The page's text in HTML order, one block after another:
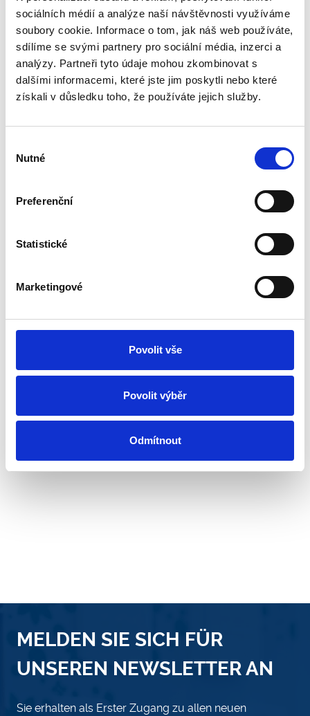
sociálních médií a analýze naší návštěvnosti využíváme
soubory cookie. Informace o tom, jak náš web používáte,
sdílíme se svými partnery pro sociální média, inzerci a
analýzy. Partneři tyto údaje mohou zkombinovat s
dalšími informacemi, které jste jim poskytli nebo které
získali v důsledku toho, že používáte jejich služby.
souhlasu
Nutné
Preferenční
Statistické
Marketingové
Povolit vše
Povolit výběr
Odmítnout
Dieses Produkt wurde noch nicht bewertet.
Um eine Bewertung hinzuzufügen, müssen Sie sich
einloggen.
MELDEN SIE SICH FÜR
UNSEREN NEWSLETTER AN
Sie erhalten als Erster Zugang zu allen neuen